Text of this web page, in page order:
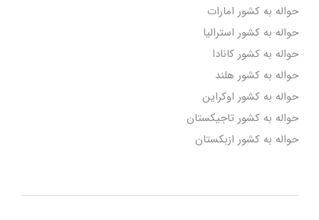
حواله به کشور امارات
حواله به کشور استرالیا
حواله به کشور کانادا
حواله به کشور هلند
حواله به کشور اوکراین
حواله به کشور تاجیکستان
حواله به کشور ازبکستان